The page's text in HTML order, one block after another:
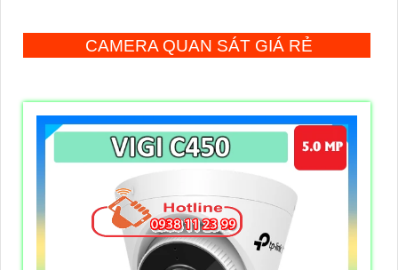
CAMERA QUAN SÁT GIÁ RẺ